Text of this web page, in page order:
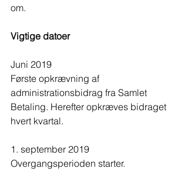
om.
Vigtige datoer
Juni 2019
Første opkrævning af
administrationsbidrag fra Samlet
Betaling. Herefter opkræves bidraget
hvert kvartal.
1. september 2019
Overgangsperioden starter.